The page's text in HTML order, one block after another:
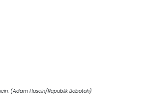
(Adam Husein/Republik Bobotoh)